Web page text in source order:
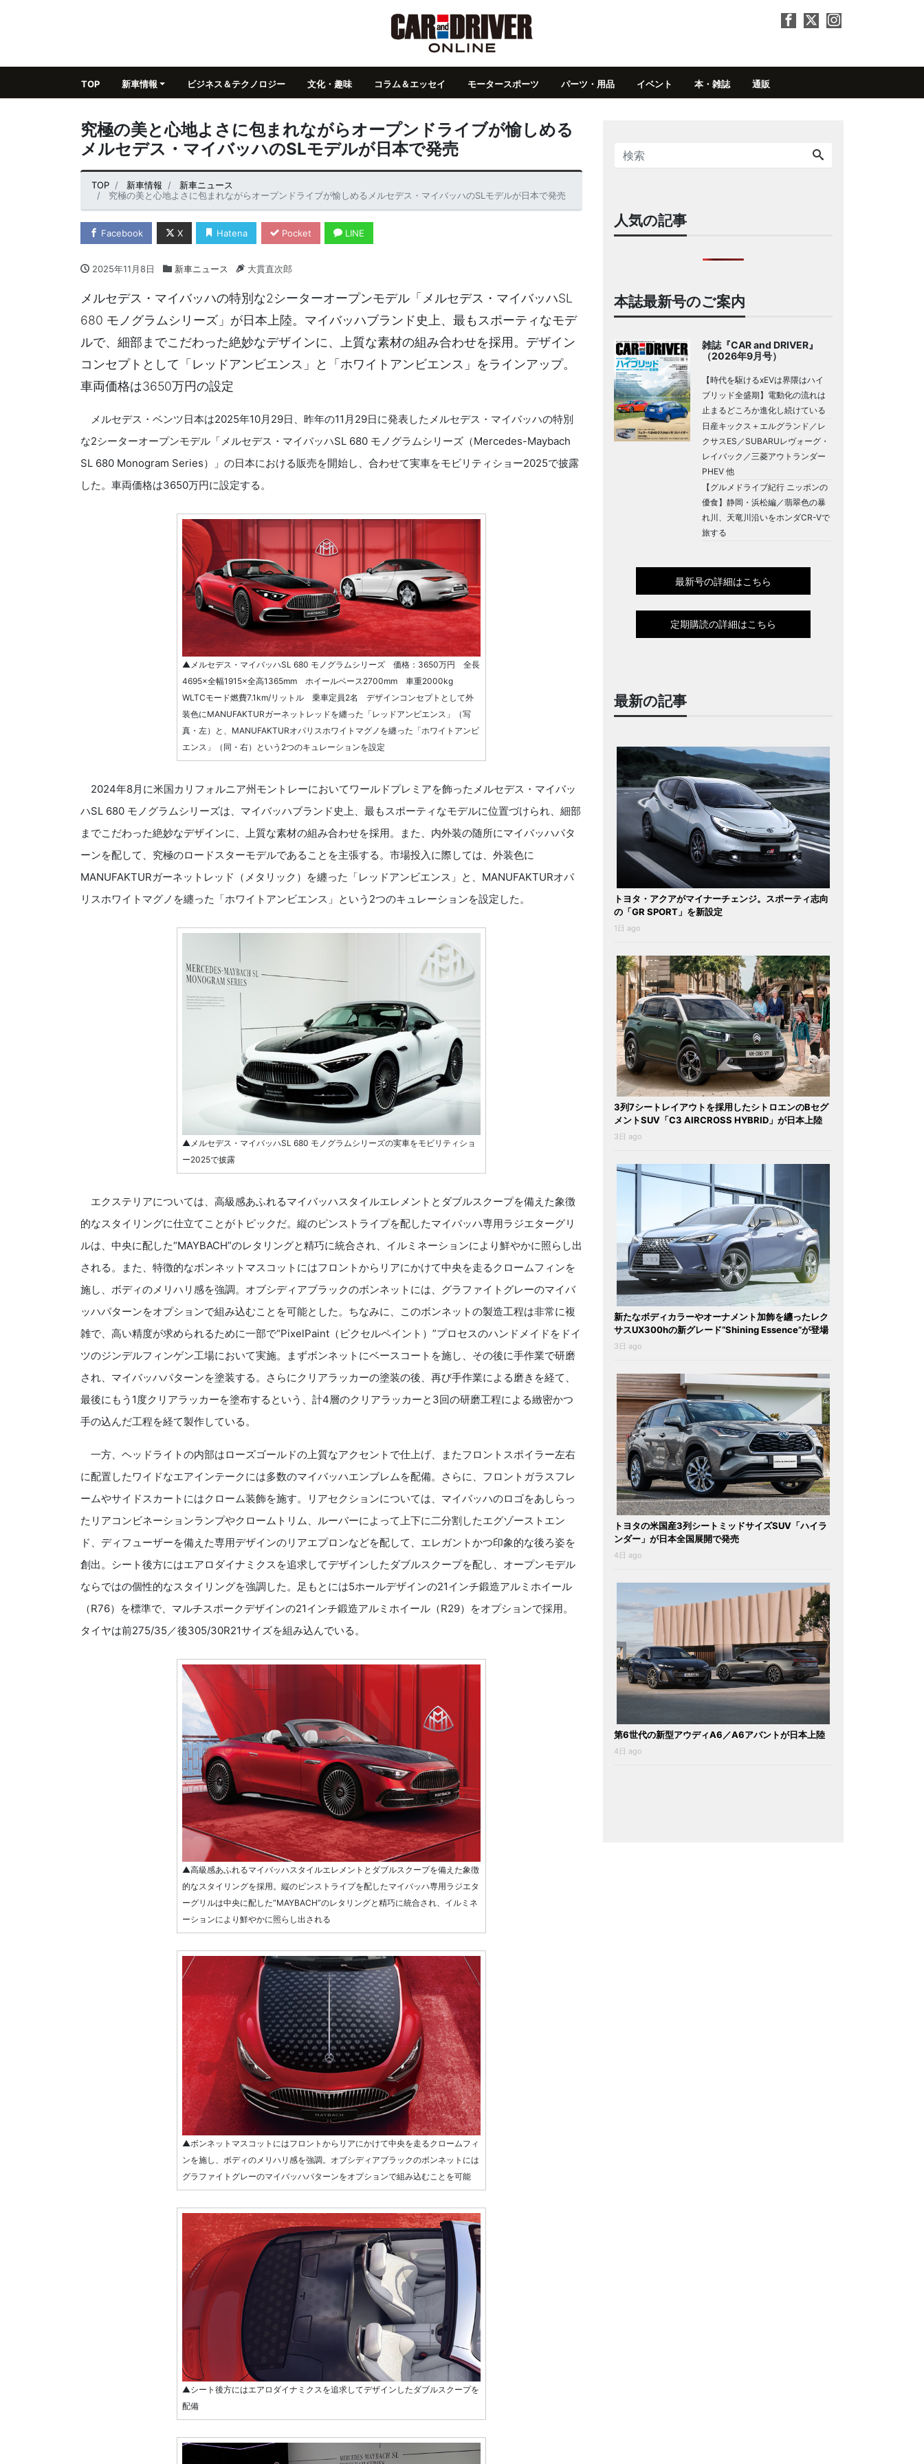
TOP 新車情報 ビジネス＆テクノロジー 文化・趣味 コラム＆エッセイ モータースポーツ パーツ・用品 イベント 本・雑誌 通販
究極の美と心地よさに包まれながらオープンドライブが愉しめる
メルセデス・マイバッハのSLモデルが日本で発売
TOP 新車情報
新車ニュース
究極の美と心地よさに包まれながらオープンドライブが愉しめるメルセデス・マイバッハのSLモデルが日本で発売
Facebook X Hatena Pocket LINE
2025年11月8日 新車ニュース 大貫直次郎
メルセデス・マイバッハの特別な2シーターオープンモデル「メルセデス・マイバッハSL
680 モノグラムシリーズ」が日本上陸。マイバッハブランド史上、最もスポーティなモデ
ルで、細部までこだわった絶妙なデザインに、上質な素材の組み合わせを採用。デザイン
コンセプトとして「レッドアンビエンス」と「ホワイトアンビエンス」をラインアップ。
車両価格は3650万円の設定
メルセデス・ベンツ日本は2025年10月29日、昨年の11月29日に発表したメルセデス・マイバッハの特別
な2シーターオープンモデル「メルセデス・マイバッハSL 680 モノグラムシリーズ（Mercedes-Maybach
SL 680 Monogram Series）」の日本における販売を開始し、合わせて実車をモビリティショー2025で披露
した。車両価格は3650万円に設定する。
▲メルセデス・マイバッハSL 680 モノグラムシリーズ 価格：3650万円 全長
4695×全幅1915×全高1365mm ホイールベース2700mm 車重2000kg
WLTCモード燃費7.1km/リットル 乗車定員2名 デザインコンセプトとして外
装色にMANUFAKTURガーネットレッドを纏った「レッドアンビエンス」（写
真・左）と、MANUFAKTURオパリスホワイトマグノを纏った「ホワイトアンビ
エンス」（同・右）という2つのキュレーションを設定
2024年8月に米国カリフォルニア州モントレーにおいてワールドプレミアを飾ったメルセデス・マイバッ
ハSL 680 モノグラムシリーズは、マイバッハブランド史上、最もスポーティなモデルに位置づけられ、細部
までこだわった絶妙なデザインに、上質な素材の組み合わせを採用。また、内外装の随所にマイバッハパタ
ーンを配して、究極のロードスターモデルであることを主張する。市場投入に際しては、外装色に
MANUFAKTURガーネットレッド（メタリック）を纏った「レッドアンビエンス」と、MANUFAKTURオパ
リスホワイトマグノを纏った「ホワイトアンビエンス」という2つのキュレーションを設定した。
▲メルセデス・マイバッハSL 680 モノグラムシリーズの実車をモビリティショ
ー2025で披露
エクステリアについては、高級感あふれるマイバッハスタイルエレメントとダブルスクープを備えた象徴
的なスタイリングに仕立てことがトピックだ。縦のピンストライプを配したマイバッハ専用ラジエターグリ
ルは、中央に配した“MAYBACH”のレタリングと精巧に統合され、イルミネーションにより鮮やかに照らし出
される。また、特徴的なボンネットマスコットにはフロントからリアにかけて中央を走るクロームフィンを
施し、ボディのメリハリ感を強調。オブシディアブラックのボンネットには、グラファイトグレーのマイバ
ッハパターンをオプションで組み込むことを可能とした。ちなみに、このボンネットの製造工程は非常に複
雑で、高い精度が求められるために一部で“PixelPaint（ピクセルペイント）”プロセスのハンドメイドをドイ
ツのジンデルフィンゲン工場において実施。まずボンネットにベースコートを施し、その後に手作業で研磨
され、マイバッハパターンを塗装する。さらにクリアラッカーの塗装の後、再び手作業による磨きを経て、
最後にもう1度クリアラッカーを塗布するという、計4層のクリアラッカーと3回の研磨工程による緻密かつ
手の込んだ工程を経て製作している。
一方、ヘッドライトの内部はローズゴールドの上質なアクセントで仕上げ、またフロントスポイラー左右
に配置したワイドなエアインテークには多数のマイバッハエンブレムを配備。さらに、フロントガラスフレ
ームやサイドスカートにはクローム装飾を施す。リアセクションについては、マイバッハのロゴをあしらっ
たリアコンビネーションランプやクロームトリム、ルーバーによって上下に二分割したエグゾーストエン
ド、ディフューザーを備えた専用デザインのリアエプロンなどを配して、エレガントかつ印象的な後ろ姿を
創出。シート後方にはエアロダイナミクスを追求してデザインしたダブルスクープを配し、オープンモデル
ならではの個性的なスタイリングを強調した。足もとには5ホールデザインの21インチ鍛造アルミホイール
（R76）を標準で、マルチスポークデザインの21インチ鍛造アルミホイール（R29）をオプションで採用。
タイヤは前275/35／後305/30R21サイズを組み込んでいる。
▲高級感あふれるマイバッハスタイルエレメントとダブルスクープを備えた象徴
的なスタイリングを採用。縦のピンストライプを配したマイバッハ専用ラジエタ
ーグリルは中央に配した“MAYBACH”のレタリングと精巧に統合され、イルミネ
ーションにより鮮やかに照らし出される
▲ボンネットマスコットにはフロントからリアにかけて中央を走るクロームフィ
ンを施し、ボディのメリハリ感を強調。オブシディアブラックのボンネットには
グラファイトグレーのマイバッハパターンをオプションで組み込むことを可能
▲シート後方にはエアロダイナミクスを追求してデザインしたダブルスクープを
配備
人気の記事
本誌最新号のご案内
雑誌『CAR and DRIVER』
（2026年9月号）
【時代を駆けるxEVは界隈はハイ
ブリッド全盛期】電動化の流れは
止まるどころか進化し続けている
日産キックス＋エルグランド／レ
クサスES／SUBARUレヴォーグ・
レイバック／三菱アウトランダー
PHEV 他
【グルメドライブ紀行 ニッポンの
優食】静岡・浜松編／翡翠色の暴
れ川、天竜川沿いをホンダCR-Vで
旅する
最新号の詳細はこちら
定期購読の詳細はこちら
最新の記事
トヨタ・アクアがマイナーチェンジ。スポーティ志向
の「GR SPORT」を新設定
1日 ago
3列7シートレイアウトを採用したシトロエンのBセグ
メントSUV「C3 AIRCROSS HYBRID」が日本上陸
3日 ago
新たなボディカラーやオーナメント加飾を纏ったレク
サスUX300hの新グレード“Shining Essence”が登場
3日 ago
トヨタの米国産3列シートミッドサイズSUV「ハイラ
ンダー」が日本全国展開で発売
4日 ago
第6世代の新型アウディA6／A6アバントが日本上陸
4日 ago